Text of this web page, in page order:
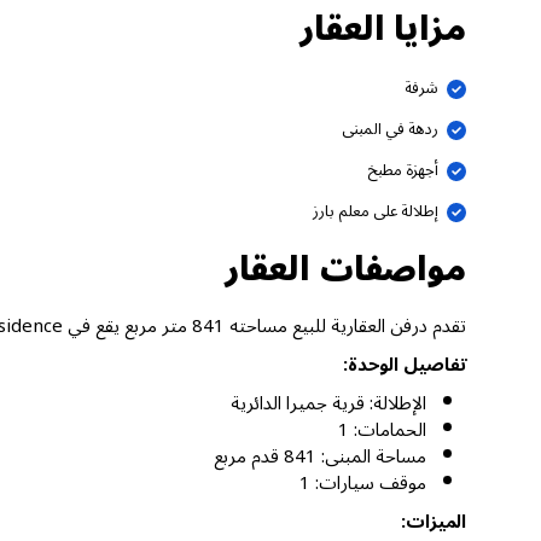
مزايا العقار
شرفة
ردهة في المبنى
أجهزة مطبخ
إطلالة على معلم بارز
مواصفات العقار
تقدم درفن العقارية للبيع مساحته 841 متر مربع يقع في Taraf 3 Residence، قرية جميرا الدائرية دبي.
تفاصيل الوحدة:
الإطلالة: قرية جميرا الدائرية
الحمامات: 1
مساحة المبنى: 841 قدم مربع
موقف سيارات: 1
الميزات: